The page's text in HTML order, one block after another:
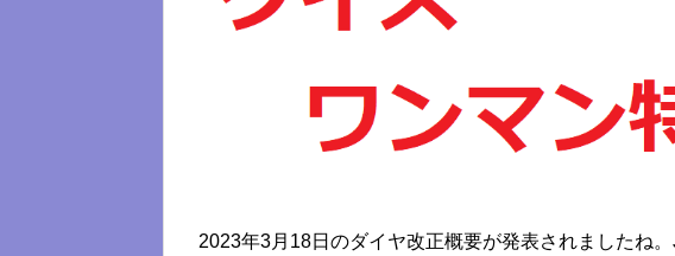
2023年3月18日のダイヤ改正概要が発表されましたね